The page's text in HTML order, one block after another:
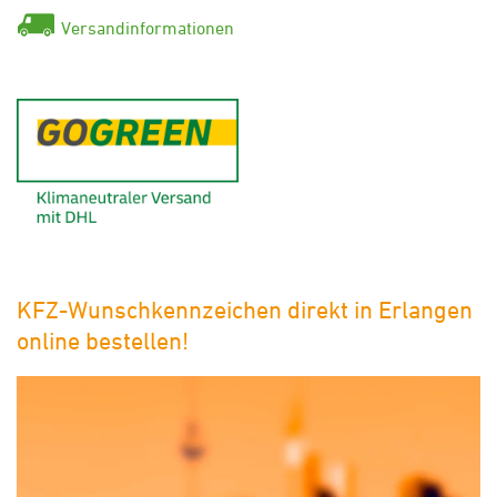
Versandinformationen
KFZ-Wunschkennzeichen direkt in Erlangen
online bestellen!